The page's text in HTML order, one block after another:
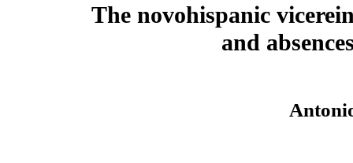
The novohispanic
and